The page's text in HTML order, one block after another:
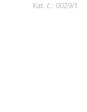
Kat. č.: 0029/1